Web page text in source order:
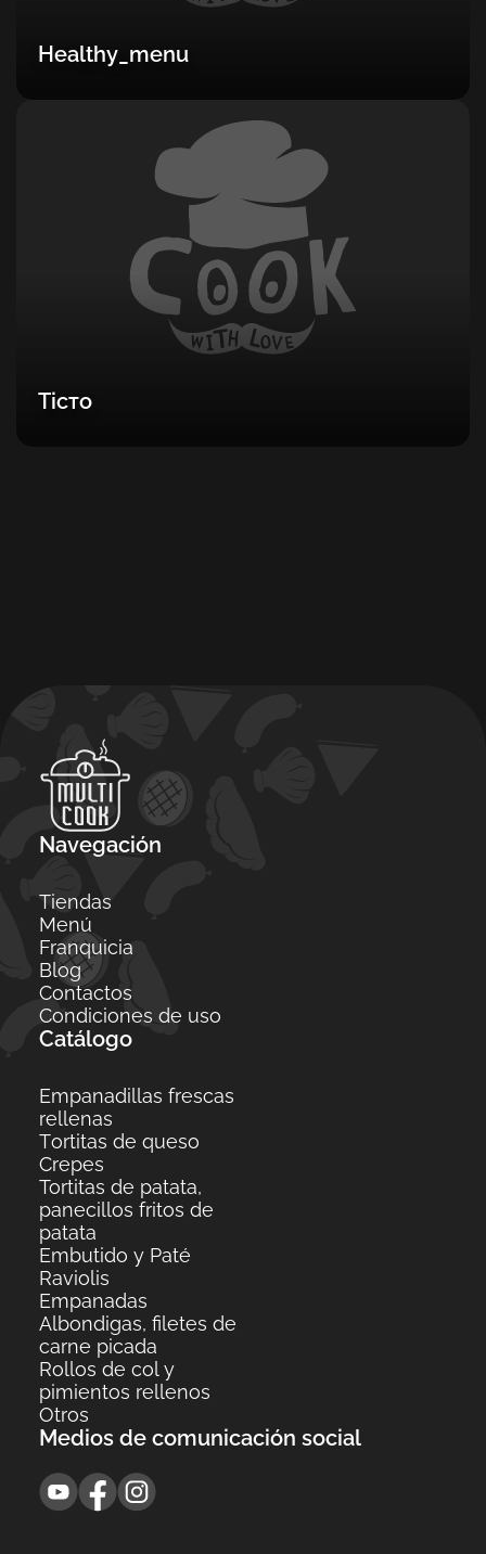
Healthy_menu
Тісто
Navegación
Tiendas
Menú
Franquicia
Blog
Contactos
Condiciones de uso
Catálogo
Empanadillas frescas
rellenas
Тortitas de queso
Crepes
Tortitas de patata,
panecillos fritos de
patata
Embutido y Paté
Raviolis
Empanadas
Albondigas, filetes de
carne picada
Rollos de col y
pimientos rellenos
Otros
Medios de comunicación social